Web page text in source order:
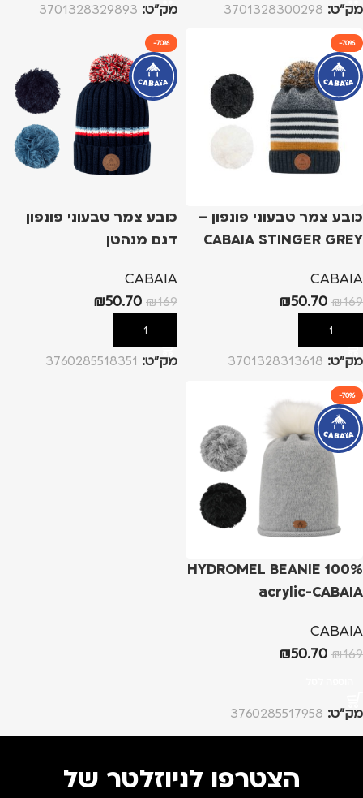
מק”ט: 3701328300298 מק”ט: 3701328329893
-70%
כובע צמר טבעוני פונפון –
CABAIA STINGER GREY
CABAIA
₪169
₪50.70
הוספה לסל
מק”ט: 3701328313618
-70%
כובע צמר טבעוני פונפון
דגם מנהטן
CABAIA
₪169
₪50.70
הוספה לסל
מק”ט: 3760285518351
-70%
HYDROMEL BEANIE 100%
acrylic-CABAIA
CABAIA
₪169
₪50.70
מק”ט: 3760285517958
הצטרפו לניוזלטר של